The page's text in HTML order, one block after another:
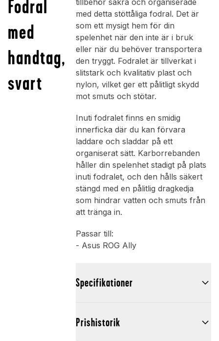
Fodral
med
handtag,
svart
tillbehör säkra och organiserade
med detta stöttåliga fodral. Det är
som ett mysigt hem för din
spelenhet när den inte är i bruk
eller när du behöver transportera
den tryggt. Fodralet är tillverkat i
slitstark och kvalitativ plast och
nylon, vilket ger ett pålitligt skydd
mot smuts och stötar.
Inuti fodralet finns en smidig
innerficka där du kan förvara
laddare och sladdar på ett
organiserat sätt. Karborrebanden
håller din spelenhet stadigt på plats
inuti fodralet, och den hålls säkert
stängd med en pålitlig dragkedja
som hindrar vatten och smuts från
att tränga in.
Passar till:
- Asus ROG Ally
Specifikationer
Prishistorik